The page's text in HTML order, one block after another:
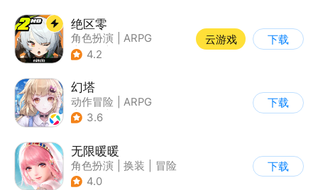
绝区零
角色扮演
ARPG
| 冒险
4.2
云游戏 下载
幻塔
动作冒险
ARPG
| 奇幻
3.6
下载
无限暖暖
角色扮演 换装
冒险
| 开放世界
4.0
下载